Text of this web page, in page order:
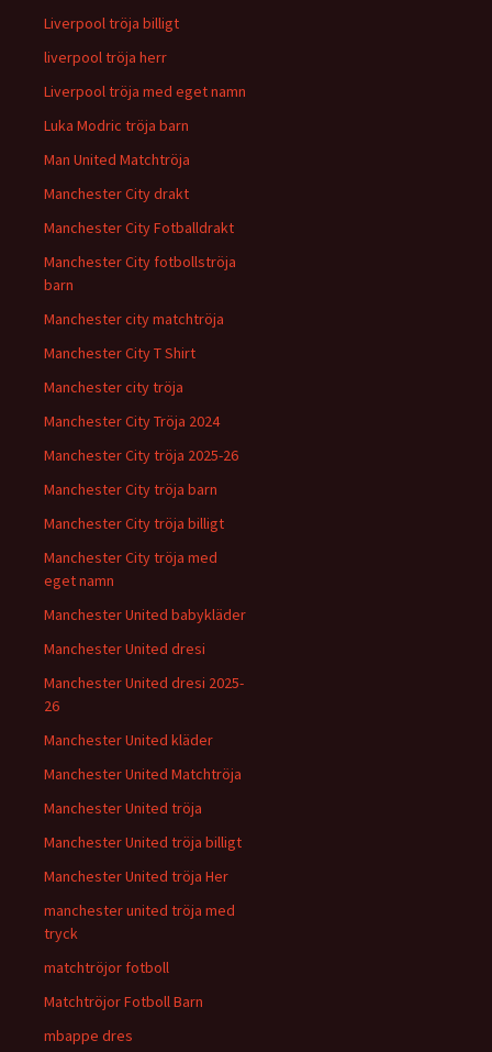
Liverpool tröja billigt
liverpool tröja herr
Liverpool tröja med eget namn
Luka Modric tröja barn
Man United Matchtröja
Manchester City drakt
Manchester City Fotballdrakt
Manchester City fotbollströja
barn
Manchester city matchtröja
Manchester City T Shirt
Manchester city tröja
Manchester City Tröja 2024
Manchester City tröja 2025-26
Manchester City tröja barn
Manchester City tröja billigt
Manchester City tröja med
eget namn
Manchester United babykläder
Manchester United dresi
Manchester United dresi 2025-
26
Manchester United kläder
Manchester United Matchtröja
Manchester United tröja
Manchester United tröja billigt
Manchester United tröja Her
manchester united tröja med
tryck
matchtröjor fotboll
Matchtröjor Fotboll Barn
mbappe dres